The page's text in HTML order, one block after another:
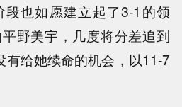
也如愿建立起了3-1的领
野美宇，几度将分差追到
有给她续命的机会，以11-7